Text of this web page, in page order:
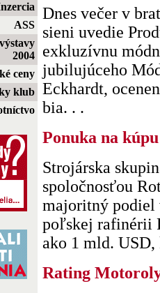
ASS
2004
ceny
klub
Dnes večer v
sieni uvedie
exkluzívnu
jubilujúceho
Eckhardt,
bia. . .
Ponuka na kúpu
Strojárska
spoločnosťou
majoritný podiel
poľskej rafinérii
ako 1 mld. USD,
Rating